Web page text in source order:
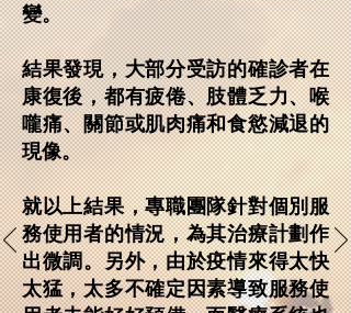
變。
結果發現，大部分受訪的確診者在
康復後，都有疲倦、肢體乏力、喉
嚨痛、關節或肌肉痛和食慾減退的
現像。
就以上結果，專職團隊針對個別服
務使用者的情況，為其治療計劃作
出微調。另外，由於疫情來得太快
太猛，太多不確定因素導致服務使